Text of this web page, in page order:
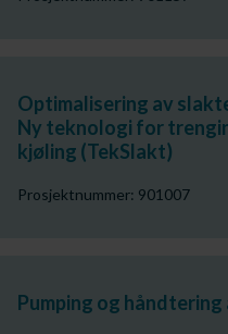
Optimalisering av
Ny teknologi for
kjøling (TekSlakt)
Prosjektnummer: 901007
Pumping og håndtering